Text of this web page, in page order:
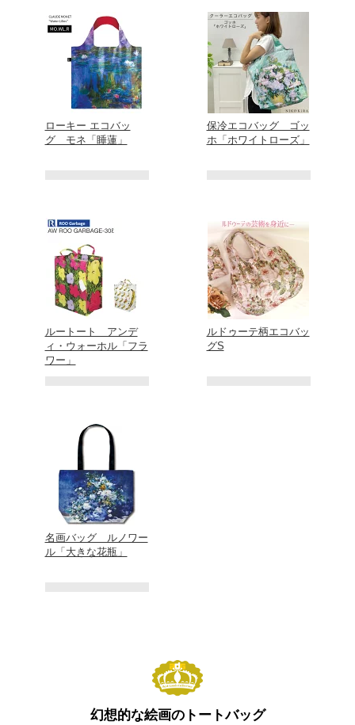
ローキー エコバッ
グ モネ「睡蓮」
保冷エコバッグ ゴッ
ホ「ホワイトローズ」
ルートート アンデ
ィ・ウォーホル「フラ
ワー」
ルドゥーテ柄エコバッ
グS
名画バッグ ルノワー
ル「大きな花瓶」
幻想的な絵画のトートバッグ